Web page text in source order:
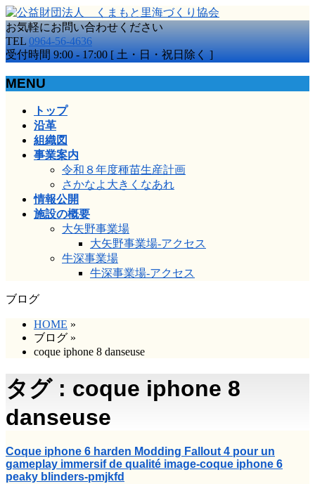
お気軽にお問い合わせください
TEL 0964-56-4636
受付時間 9:00 - 17:00 [ 土・日・祝日除く ]
MENU
トップ
沿革
組織図
事業案内
令和８年度種苗生産計画
さかなよ大きくなあれ
情報公開
施設の概要
大矢野事業場
大矢野事業場-アクセス
牛深事業場
牛深事業場-アクセス
ブログ
HOME »
ブログ »
coque iphone 8 danseuse
タグ : coque iphone 8
danseuse
Coque iphone 6 harden Modding Fallout 4 pour un
gameplay immersif de qualité image-coque iphone 6
peaky blinders-pmjkfd